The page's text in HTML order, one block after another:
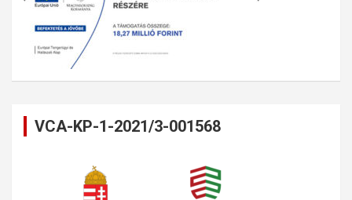
VCA-KP-1-2021/3-001568